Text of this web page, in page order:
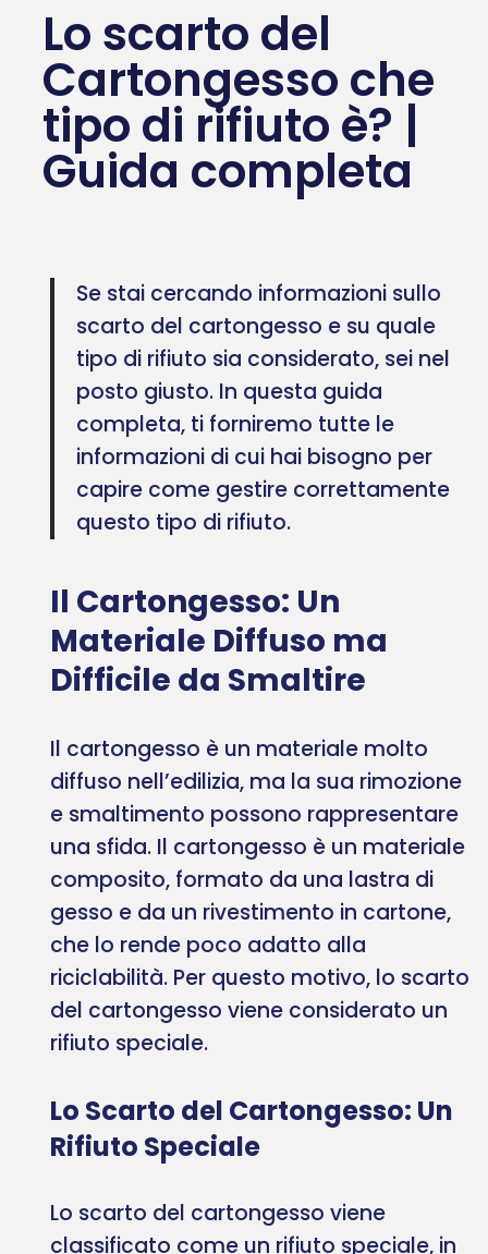
Lo scarto del
Cartongesso che
tipo di rifiuto è? |
Guida completa
Se stai cercando informazioni sullo
scarto del cartongesso e su quale
tipo di rifiuto sia considerato, sei nel
posto giusto. In questa guida
completa, ti forniremo tutte le
informazioni di cui hai bisogno per
capire come gestire correttamente
questo tipo di rifiuto.
Il Cartongesso: Un
Materiale Diffuso ma
Difficile da Smaltire
Il cartongesso è un materiale molto
diffuso nell’edilizia, ma la sua rimozione
e smaltimento possono rappresentare
una sfida. Il cartongesso è un materiale
composito, formato da una lastra di
gesso e da un rivestimento in cartone,
che lo rende poco adatto alla
riciclabilità. Per questo motivo, lo scarto
del cartongesso viene considerato un
rifiuto speciale.
Lo Scarto del Cartongesso: Un
Rifiuto Speciale
Lo scarto del cartongesso viene
classificato come un rifiuto speciale, in